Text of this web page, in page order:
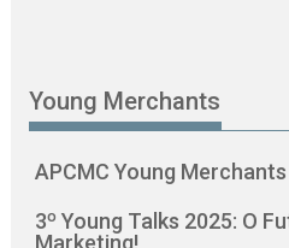
Young Merchants
APCMC Young
3º Young Talks 2025: O
Marketing!